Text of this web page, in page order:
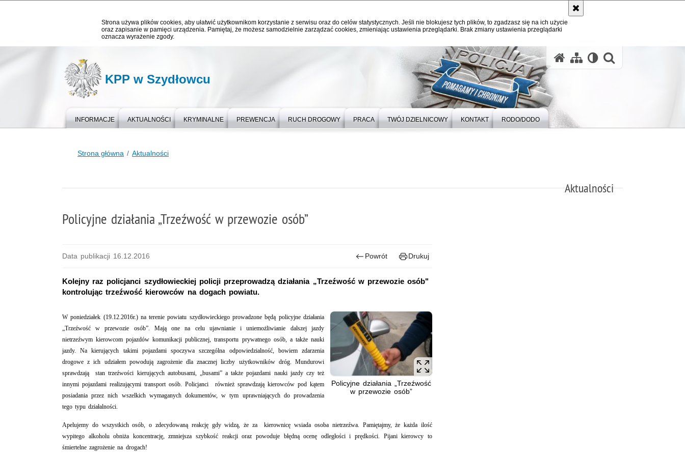
Strona używa plików cookies, aby ułatwić użytkownikom korzystanie z serwisu oraz do celów statystycznych. Jeśli nie blokujesz tych plików, to zgadzasz się na ich użycie
oraz zapisanie w pamięci urządzenia. Pamiętaj, że możesz samodzielnie zarządzać cookies, zmieniając ustawienia przeglądarki. Brak zmiany ustawienia przeglądarki
oznacza wyrażenie zgody.
KPP w Szydłowcu
INFORMACJE AKTUALNOŚCI KRYMINALNE PREWENCJA RUCH DROGOWY PRACA TWÓJ DZIELNICOWY KONTAKT RODO/DODO
Strona główna Aktualności
Aktualności
Policyjne działania „Trzeźwość w przewozie osób”
Data publikacji 16.12.2016 Powrót Drukuj
Kolejny raz policjanci szydłowieckiej policji przeprowadzą działania „Trzeźwość w przewozie osób"
kontrolując trzeźwość kierowców na dogach powiatu.
Policyjne działania „Trzeźwość
w przewozie osób”
W poniedziałek (19.12.2016r.) na terenie powiatu szydłowieckiego prowadzone będą policyjne działania
„Trzeźwość w przewozie osób”. Mają one na celu ujawnianie i uniemożliwianie dalszej jazdy
nietrzeźwym kierowcom pojazdów komunikacji publicznej, transportu prywatnego osób, a także nauki
jazdy. Na kierujących takimi pojazdami spoczywa szczególna odpowiedzialność, bowiem zdarzenia
drogowe z ich udziałem powodują zagrożenie dla znacznej liczby użytkowników dróg. Mundurowi
sprawdzają stan trzeźwości kierujących autobusami, „busami” a także pojazdami nauki jazdy czy też
innymi pojazdami realizującymi transport osób. Policjanci również sprawdzają kierowców pod kątem
posiadania przez nich wszelkich wymaganych dokumentów, w tym uprawniających do prowadzenia
tego typu działalności.
Apelujemy do wszystkich osób, o zdecydowaną reakcję gdy widzą, że za kierownicę wsiada osoba nietrzeźwa. Pamiętajmy, że każda ilość
wypitego alkoholu obniża koncentrację, zmniejsza szybkość reakcji oraz powoduje błędną ocenę odległości i prędkości. Pijani kierowcy to
śmiertelne zagrożenie na drogach!